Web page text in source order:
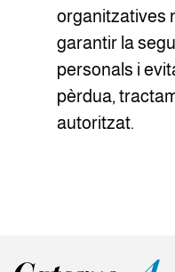
organitzatives
garantir la
personals i
pèrdua,
autoritzat.